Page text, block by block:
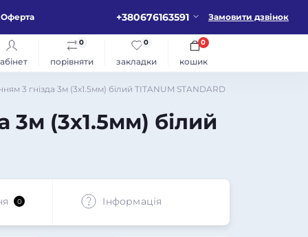
Оферта +380676163591 Замовити дзвінок
порівняти
0
закладки
0
кошик
0
3 гнізда 3м (3x1.5мм) білий TITANUM STANDARD
3м (3x1.5мм) білий
0 Iнформація